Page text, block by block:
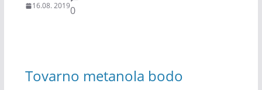
16.08. 20190
Tovarno metanola bodo